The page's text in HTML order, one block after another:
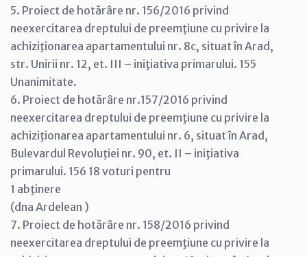
5. Proiect de hotărâre nr. 156/2016 privind
neexercitarea dreptului de preemţiune cu privire la
achiziţionarea apartamentului nr. 8c, situat în Arad,
str. Unirii nr. 12, et. III – iniţiativa primarului. 155
Unanimitate.
6. Proiect de hotărâre nr.157/2016 privind
neexercitarea dreptului de preemţiune cu privire la
achiziţionarea apartamentului nr. 6, situat în Arad,
Bulevardul Revoluţiei nr. 90, et. II – iniţiativa
primarului. 156 18 voturi pentru
1 abţinere
(dna Ardelean )
7. Proiect de hotărâre nr. 158/2016 privind
neexercitarea dreptului de preemţiune cu privire la